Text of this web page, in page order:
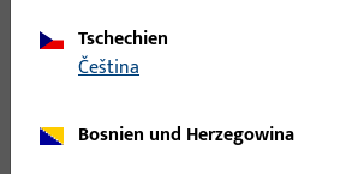
Halbstift
B-78420-08-0-1 |
Tschechien
čeština
Bosnien und Herzegowina